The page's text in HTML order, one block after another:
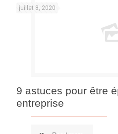
juillet 8, 2020
9 astuces pour être
entreprise